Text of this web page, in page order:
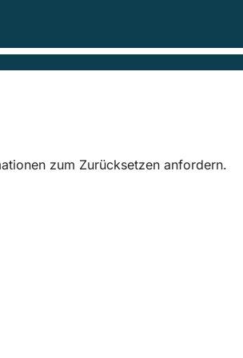
zum Zurücksetzen anfordern.